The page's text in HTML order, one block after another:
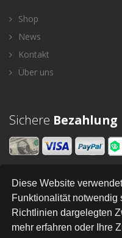
Diese Website
Funktionalität
Richtlinien dargelegten
mehr erfahren oder Ihre
Shop
News
Kontakt
Über uns
Sichere Bezahlung
Newsletter